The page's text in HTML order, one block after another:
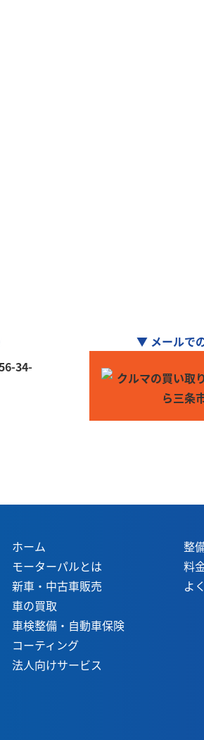
▼ メールで
ホーム
モーターパルとは
新車・中古車販売
車の買取
車検整備・自動車保険
コーティング
法人向けサービス
整
料
よ